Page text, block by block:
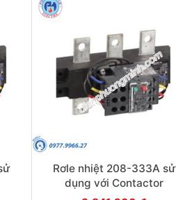
Rơle nhiệt 208-333A sử
dụng với Contactor